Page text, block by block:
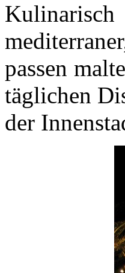
passen
täglichen
der